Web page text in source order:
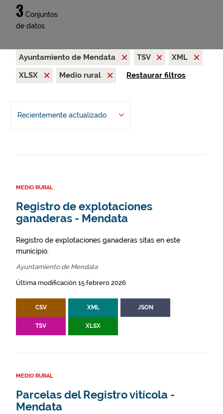
3 Conjuntos
de datos
Ayuntamiento de Mendata TSV
XML
XLSX
Medio rural Restaurar filtros
Recientemente actualizado
MEDIO RURAL
Registro de explotaciones
ganaderas - Mendata
Registro de explotaciones ganaderas sitas en este
municipio.
Ayuntamiento de Mendata
Última modificación 15 febrero 2026
CSV XML JSON
TSV XLSX
MEDIO RURAL
Parcelas del Registro vitícola -
Mendata